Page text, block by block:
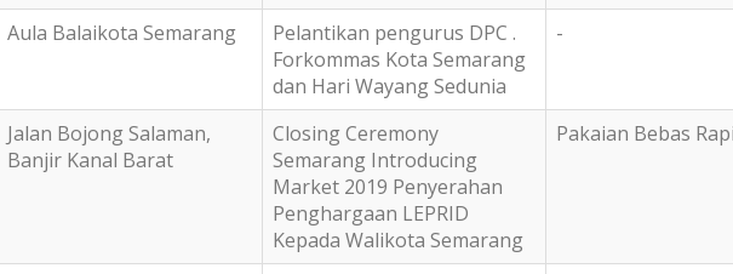
Aula Balaikota Semarang
Pelantikan pengurus DPC .
Forkommas Kota Semarang
dan Hari Wayang Sedunia
-
Jalan Bojong Salaman,
Banjir Kanal Barat
Closing Ceremony
Semarang Introducing
Market 2019 Penyerahan
Penghargaan LEPRID
Kepada Walikota Semarang
Pakaian Bebas Rapi